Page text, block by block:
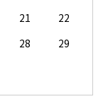
21
22
28
29